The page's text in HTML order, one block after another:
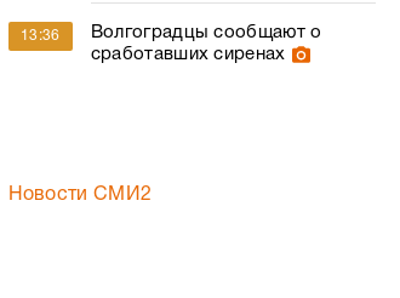
13:36
Волгоградцы сообщают о
сработавших сиренах
Новости СМИ2